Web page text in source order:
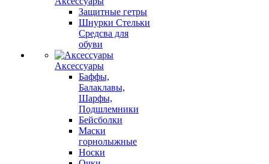
Защитные гетры
Шнурки Стельки
Средсва для
обуви
Аксессуары
Баффы,
Балаклавы,
Шарфы,
Подшлемники
Бейсболки
Маски
горнолыжные
Носки